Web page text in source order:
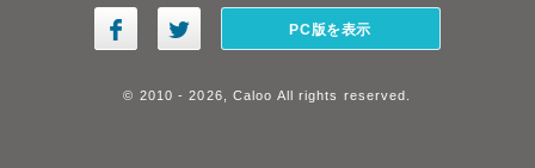
PC版を表示
© 2010 - 2026, Caloo All rights reserved.